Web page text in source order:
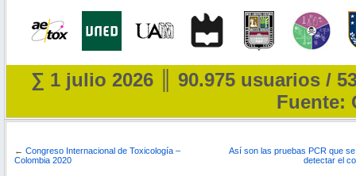
∑ 1 julio 2026 ║ 90.975 usuarios /
Fuente:
← Congreso Internacional de Toxicología –
Colombia 2020
Así son las pruebas PCR que
detectar el